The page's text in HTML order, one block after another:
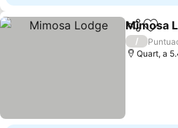
Compartir
Mimosa
/
Quart, a